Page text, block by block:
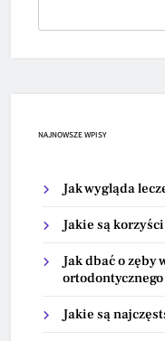
NAJNOWSZE WPISY
Jak wygląda
Jakie są
Jak dbać o zęby
ortodontycznego
Jakie są